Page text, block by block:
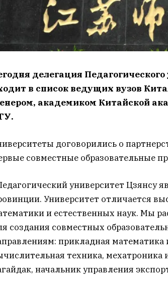
делегация
в список ведущих вузов
академиком Китайской
договорились о
совместные образовательные
университет Цзянсу
Университет отличается
и естественных наук. Мы
создания совместных
прикладная
техника, мехатроника
начальник управления